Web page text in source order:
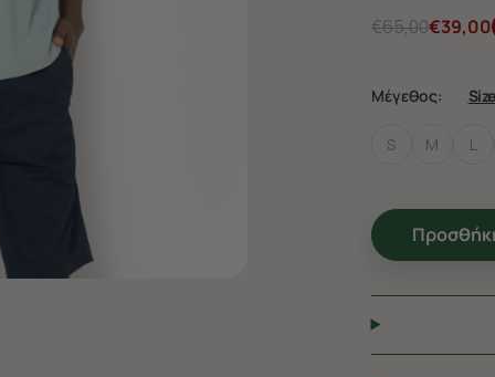
€65,00€39,00
Μέγεθος:
S M L